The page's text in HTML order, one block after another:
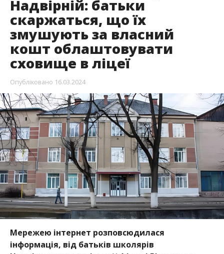
Надвірній: батьки
скаржаться, що їх
змушують за власний
кошт облаштовувати
сховище в ліцеї
Опубліковано 16.03.2024
Мережею інтернет розповсюдилася
інформація, від батьків школярів